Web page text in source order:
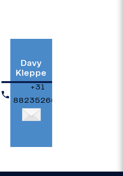
Davy
Kleppe
+31
882352666